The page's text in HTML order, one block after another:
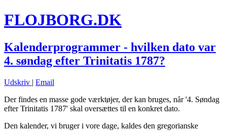
FLOJBORG.DK
Kalenderprogrammer - hvilken dato var
4. søndag efter Trinitatis 1787?
Udskriv | Email
Der findes en masse gode værktøjer, der kan bruges, når '4. Søndag
efter Trinitatis 1787' skal oversættes til en konkret dato.
Den kalender, vi bruger i vore dage, kaldes den gregorianske